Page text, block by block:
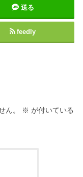
送る
feedly
ん。 ※ が付いている